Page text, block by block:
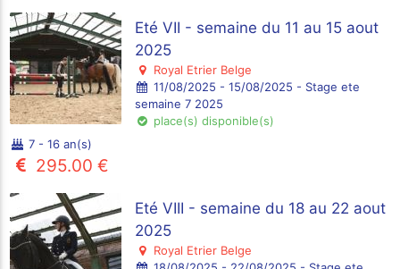
Eté VII - semaine du 11 au 15 aout
2025
Royal Etrier Belge
11/08/2025 - 15/08/2025 - Stage ete
semaine 7 2025
place(s) disponible(s)
7 - 16 an(s)
295.00 €
Eté VIII - semaine du 18 au 22 aout
2025
Royal Etrier Belge